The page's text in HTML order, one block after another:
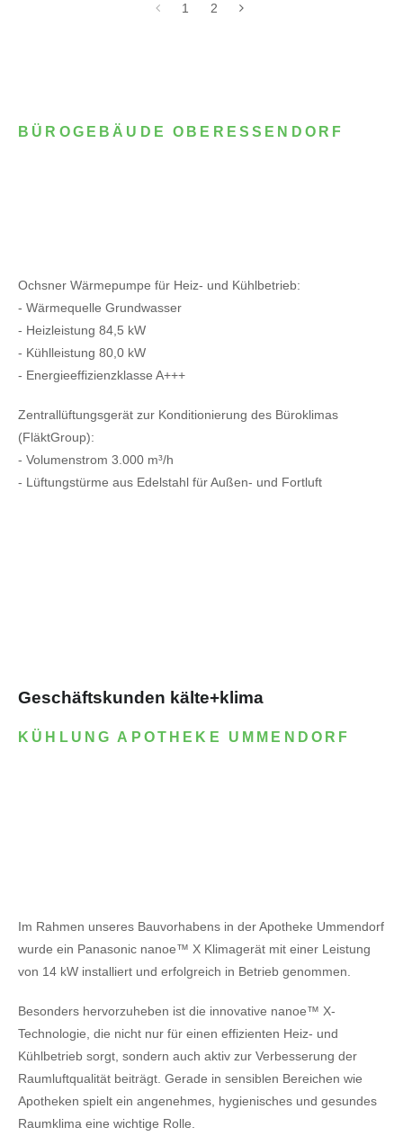
1 2
BÜROGEBÄUDE OBERESSENDORF
Ochsner Wärmepumpe für Heiz- und Kühlbetrieb:
- Wärmequelle Grundwasser
- Heizleistung 84,5 kW
- Kühlleistung 80,0 kW
- Energieeffizienzklasse A+++
Zentrallüftungsgerät zur Konditionierung des Büroklimas
(FläktGroup):
- Volumenstrom 3.000 m³/h
- Lüftungstürme aus Edelstahl für Außen- und Fortluft
Geschäftskunden kälte+klima
KÜHLUNG APOTHEKE UMMENDORF
Im Rahmen unseres Bauvorhabens in der Apotheke Ummendorf
wurde ein Panasonic nanoe™ X Klimagerät mit einer Leistung
von 14 kW installiert und erfolgreich in Betrieb genommen.
Besonders hervorzuheben ist die innovative nanoe™ X-
Technologie, die nicht nur für einen effizienten Heiz- und
Kühlbetrieb sorgt, sondern auch aktiv zur Verbesserung der
Raumluftqualität beiträgt. Gerade in sensiblen Bereichen wie
Apotheken spielt ein angenehmes, hygienisches und gesundes
Raumklima eine wichtige Rolle.